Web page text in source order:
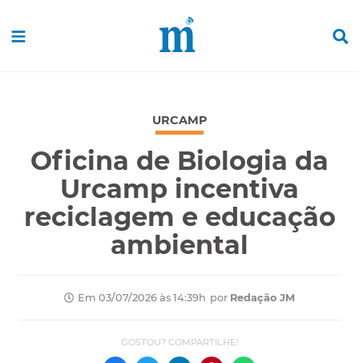
URCAMP
Oficina de Biologia da
Urcamp incentiva
reciclagem e educação
ambiental
Em 03/07/2026 às 14:39h por Redação JM